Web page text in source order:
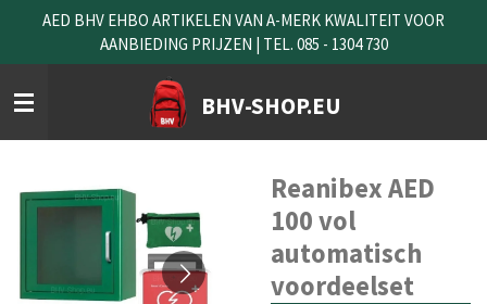
naar
de
hoofdinhoud
BHV-SHOP.EU
AED BHV EHBO ARTIKELEN VAN A-MERK KWALITEIT VOOR
AANBIEDING PRIJZEN | TEL. 085 - 1304 730
Reanibex AED
100 vol
automatisch
voordeelset